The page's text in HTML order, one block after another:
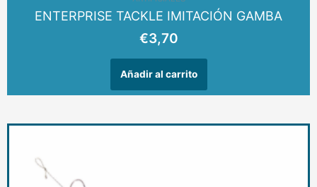
ENTERPRISE TACKLE IMITACIÓN GAMBA
€3,70
Añadir al carrito